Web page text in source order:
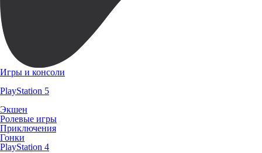
Игры и консоли
PlayStation 5
Экшен
Ролевые игры
Приключения
Гонки
PlayStation 4